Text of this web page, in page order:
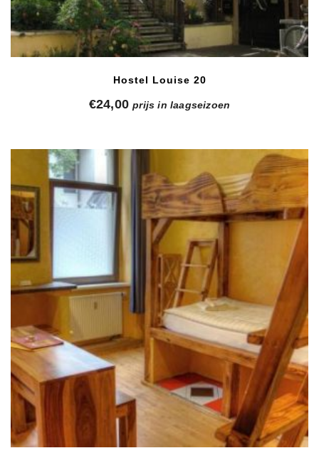
Hostel Louise 20
€24,00 prijs in laagseizoen